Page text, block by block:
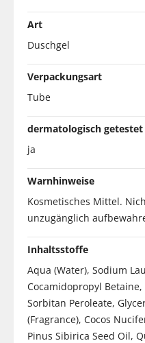
Art
Duschgel
Verpackungsart
Tube
dermatologisch getestet
ja
Warnhinweise
Kosmetisches Mittel.
unzugänglich
Inhaltsstoffe
Aqua (Water), Sodium
Cocamidopropyl Betaine,
Sorbitan Peroleate,
(Fragrance), Cocos
Pinus Sibirica Seed Oil,